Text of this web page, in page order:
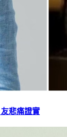
悲痛證實